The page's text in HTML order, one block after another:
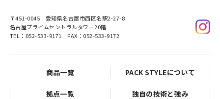
〒451-0045 愛知県名古屋市西区名駅2-27-8
名古屋プライムセントラルタワー20階
TEL：052-533-9171 FAX：052-533-9172
商品一覧 PACK STYLEについて
拠点一覧 独自の技術と強み